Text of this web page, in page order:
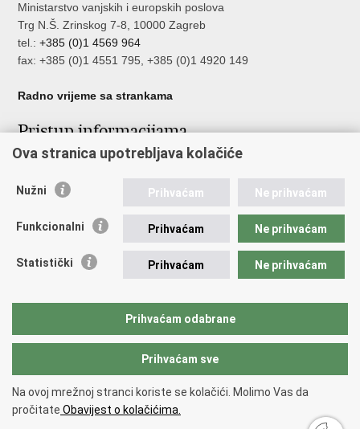
Ministarstvo vanjskih i europskih poslova
Trg N.Š. Zrinskog 7-8, 10000 Zagreb
tel.:+385 (0)1 4569 964
fax: +385 (0)1 4551 795, +385 (0)1 4920 149
Radno vrijeme sa strankama
Pristup informacijama
Pristup informacijama
Nepravilnosti
Javna nabava u MVEP-u
Nadzor rada i unutarnja revizija službe vanjskih poslova
Copyright © 2026 Ministarstvo vanjskih i europskih poslova.
korištenja.Izjava o pristupačnosti.
Ova stranica upotrebljava kolačiće
Nužni Prihvaćam Ne prihvaćam
Funkcionalni Prihvaćam Ne prihvaćam
Statistički Prihvaćam Ne prihvaćam
Prihvaćam odabrane
Prihvaćam sve
Na ovoj mrežnoj stranci koriste se kolačići. Molimo Vas da
pročitate Obavijest o kolačićima.